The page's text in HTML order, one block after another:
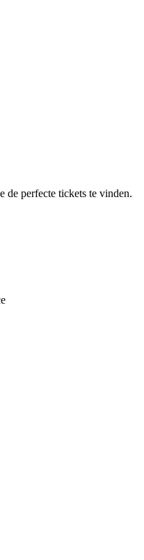
de perfecte tickets te vinden.